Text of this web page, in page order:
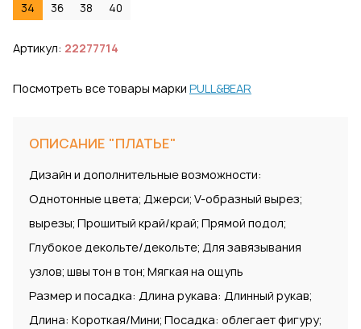
34 36 38 40
Артикул: 22277714
Посмотреть все товары марки PULL&BEAR
ОПИСАНИЕ "ПЛАТЬЕ"
Дизайн и дополнительные возможности:
Однотонные цвета; Джерси; V-образный вырез;
вырезы; Прошитый край/край; Прямой подол;
Глубокое декольте/декольте; Для завязывания
узлов; швы тон в тон; Мягкая на ощупь
Размер и посадка: Длина рукава: Длинный рукав;
Длина: Короткая/Мини; Посадка: облегает фигуру;